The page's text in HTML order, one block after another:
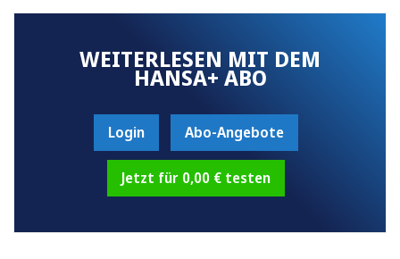
WEITERLESEN MIT DEM
HANSA+ ABO
Login Abo-Angebote
Jetzt für 0,00 € testen